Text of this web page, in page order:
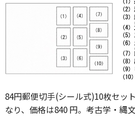
84円郵便切手(シール式)10枚セッ
なり、価格は840 円。考古学・縄